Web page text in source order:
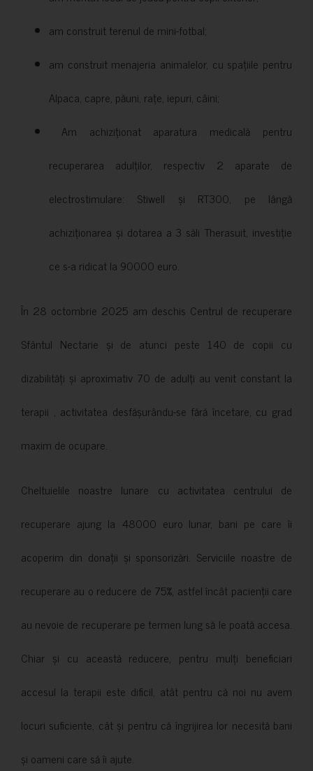
am construit terenul de mini-fotbal;
am construit menajeria animalelor, cu spațiile pentru
Alpaca, capre, păuni, rațe, iepuri, câini;
Am achiziționat aparatura medicală pentru
recuperarea adulților, respectiv 2 aparate de
electrostimulare: Stiwell și RT300, pe lângă
achiziționarea și dotarea a 3 săli Therasuit, investiție
ce s-a ridicat la 90000 euro.
În 28 octombrie 2025 am deschis Centrul de recuperare
Sfântul Nectarie și de atunci peste 140 de copii cu
dizabilități și aproximativ 70 de adulți au venit constant la
terapii , activitatea desfășurându-se fără încetare, cu grad
maxim de ocupare.
Cheltuielile noastre lunare cu activitatea centrului de
recuperare ajung la 48000 euro lunar, bani pe care îi
acoperim din donații și sponsorizări. Serviciile noastre de
recuperare au o reducere de 75%, astfel încât pacienții care
au nevoie de recuperare pe termen lung să le poată accesa.
Chiar și cu această reducere, pentru mulți beneficiari
accesul la terapii este dificil, atât pentru că noi nu avem
locuri suficiente, cât și pentru că îngrijirea lor necesită bani
și oameni care să îi ajute.